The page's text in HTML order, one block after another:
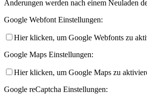
Änderungen werden nach einem Neuladen
Google Webfont Einstellungen:
Hier klicken, um Google Webfonts zu
Google Maps Einstellungen:
Hier klicken, um Google Maps zu
Google reCaptcha Einstellungen: